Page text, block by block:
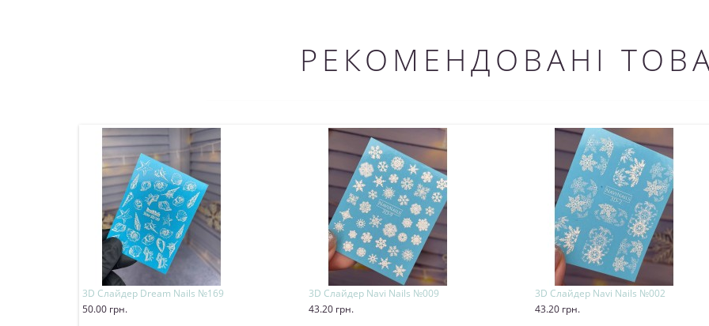
РЕКОМЕНДОВАНІ
3D Слайдер Dream Nails №169
50.00 грн.
3D Слайдер Navi Nails №009
43.20 грн.
3D Слайдер Navi Nails №002
43.20 грн.